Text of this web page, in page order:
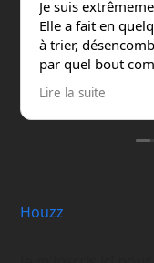
Je suis
Elle a fait en
à trier,
par quel bout commencer. Elodie, elle, voit tout de
suite comment et
une vitesse
objets ou des
plus tôt et qui
mon rythme :
Lire la suite
Houzz